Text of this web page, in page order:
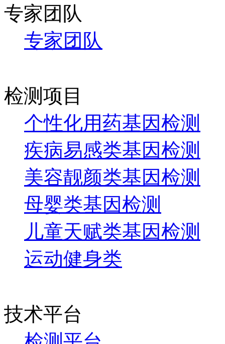
专家团队
专家团队
检测项目
个性化用药基因检测
疾病易感类基因检测
美容靓颜类基因检测
母婴类基因检测
儿童天赋类基因检测
运动健身类
技术平台